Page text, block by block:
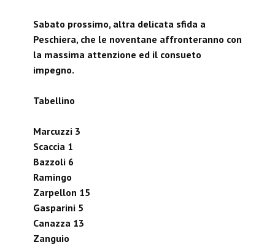
Sabato prossimo, altra delicata sfida a
Peschiera, che le noventane affronteranno con
la massima attenzione ed il consueto
impegno.
Tabellino
Marcuzzi 3
Scaccia 1
Bazzoli 6
Ramingo
Zarpellon 15
Gasparini 5
Canazza 13
Zanguio